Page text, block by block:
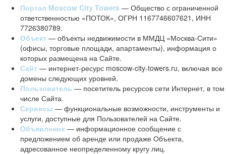
Портал Moscow City Towers — Общество с ограниченной
ответственностью «ПОТОК», ОГРН 1167746607621, ИНН
7726380789.
Объект — объекты недвижимости в ММДЦ «Москва-Сити»
(офисы, торговые площади, апартаменты), информация о
которых размещена на Сайте.
Сайт — интернет-ресурс moscow-city-towers.ru, включая все
домены следующих уровней.
Пользователь — посетитель ресурсов сети Интернет, в том
числе Сайта.
Сервисы — функциональные возможности, инструменты и
услуги, доступные для Пользователей на Сайте.
Объявление — информационное сообщение с
предложением об аренде или продаже Объекта,
адресованное неопределенному кругу лиц.